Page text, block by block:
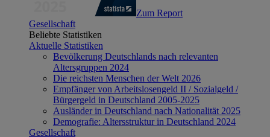
Zum Report
Gesellschaft
Beliebte Statistiken
Aktuelle Statistiken
Bevölkerung Deutschlands nach relevanten
Altersgruppen 2024
Die reichsten Menschen der Welt 2026
Empfänger von Arbeitslosengeld II / Sozialgeld /
Bürgergeld in Deutschland 2005-2025
Ausländer in Deutschland nach Nationalität 2025
Demografie: Altersstruktur in Deutschland 2024
Gesellschaft